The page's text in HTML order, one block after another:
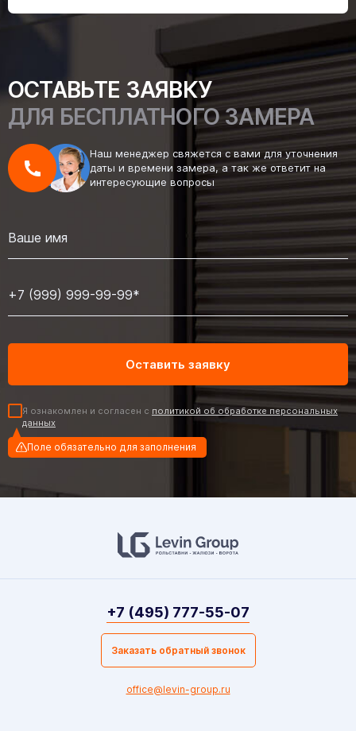
ОСТАВЬТЕ ЗАЯВКУ
ДЛЯ БЕСПЛАТНОГО ЗАМЕРА
Наш менеджер свяжется с вами для уточнения
даты и времени замера, а так же ответит на
интересующие вопросы
Я ознакомлен и согласен с политикой об обработке персональных
данных
Поле обязательно для заполнения
+7 (495) 777-55-07
Заказать обратный звонок
office@levin-group.ru